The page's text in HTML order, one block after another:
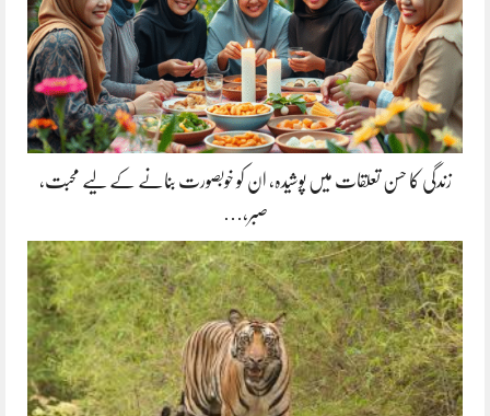
زندگی کا حسن تعلقات میں پوشیدہ, ان کو خوبصورت بنانے کے لیے محبت،
صبر،…